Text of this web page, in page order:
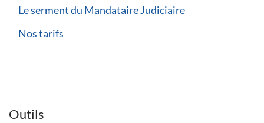
Le serment du Mandataire Judiciaire
Nos tarifs
Outils